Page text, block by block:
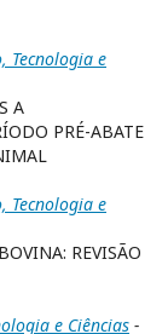
Tecnologia e
A
PRÉ-ABATE
Tecnologia e
REVISÃO
e Ciências -